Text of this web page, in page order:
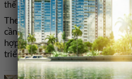
thế giới đầy biến động, ASEAN
Theo Thủ tướng Lê Minh Hưng,
cần phát huy hiệu quả các cơ
hợp tác với các đối tác, để thúc
triển khai ngoại giao phòng